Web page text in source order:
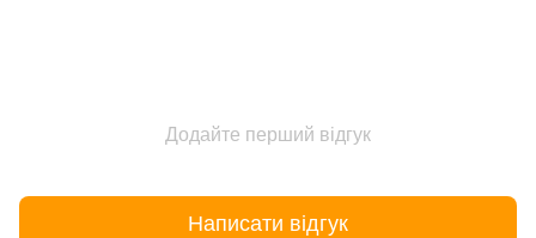
Додайте перший відгук
Написати відгук